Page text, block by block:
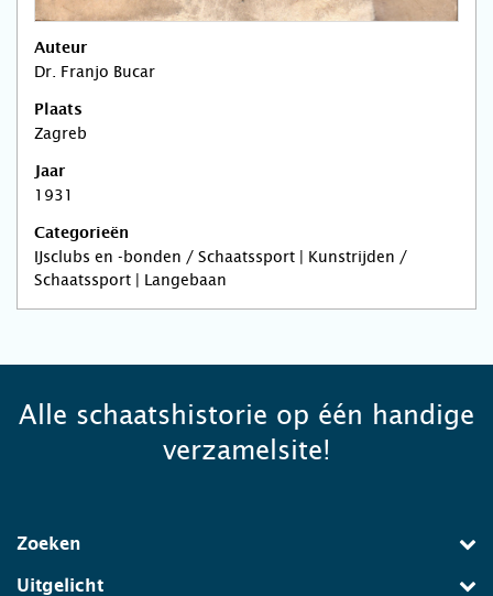
Auteur
Dr. Franjo Bucar
Plaats
Zagreb
Jaar
1931
Categorieën
IJsclubs en -bonden / Schaatssport | Kunstrijden /
Schaatssport | Langebaan
Alle schaatshistorie op één handige
verzamelsite!
Zoeken
Uitgelicht